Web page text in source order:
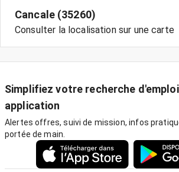
Cancale (35260)
Consulter la localisation sur une carte
Simplifiez votre recherche
application
Alertes offres, suivi de mission, infos
portée de main.